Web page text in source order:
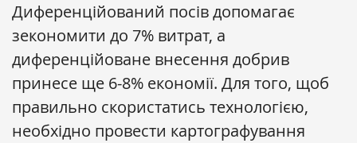
Диференційований посів допомагає
зекономити до 7% витрат, а
диференційоване внесення добрив
принесе ще 6-8% економії. Для того, щоб
правильно скористатись технологією,
необхідно провести картографування